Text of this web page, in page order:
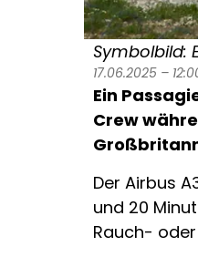
Symbolbild:
17.06.2025 –
Ein
Crew
Der Airbus
und 20
Rauch-